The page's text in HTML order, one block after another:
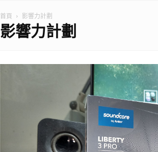
首頁 影響力計劃
影響力計劃